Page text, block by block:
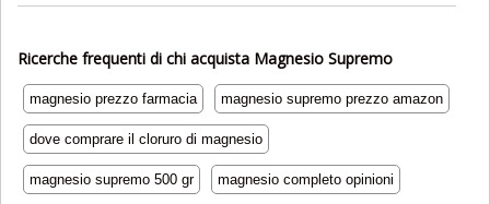
Ricerche frequenti di chi acquista Magnesio Supremo
magnesio prezzo farmacia magnesio supremo prezzo amazon
dove comprare il cloruro di magnesio
magnesio supremo 500 gr magnesio completo opinioni